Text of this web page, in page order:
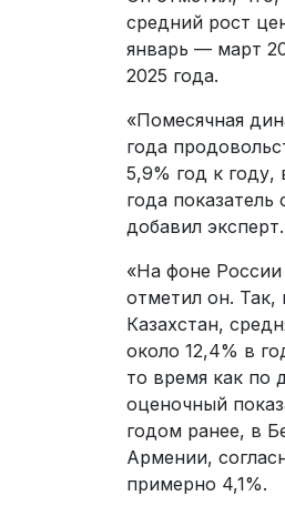
средний рост
январь — март
2025 года.
«Помесячная
года
5,9% год к году,
года
добавил эксперт.
«На фоне
отметил он. Так,
Казахстан,
около 12,4% в
то время как по
оценочный
годом ранее, в
Армении,
примерно 4,1%.